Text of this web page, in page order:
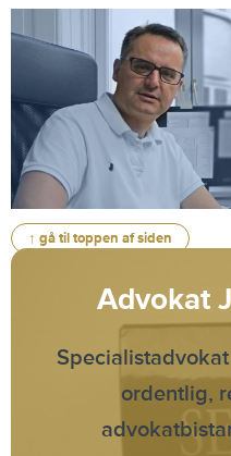
↑ gå til toppen af siden
Advokat
ordentlig,